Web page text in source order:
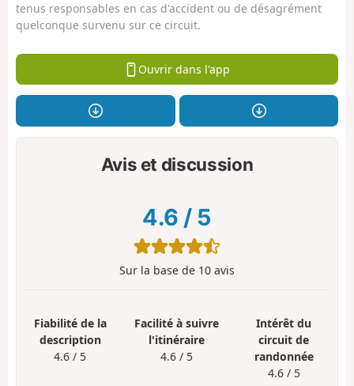
tenus responsables en cas d'accident ou de désagrément
quelconque survenu sur ce circuit.
Ouvrir dans l'app
Avis et discussion
4.6 / 5
Sur la base de 10 avis
Fiabilité de la
description
4.6 / 5
Facilité à suivre
l'itinéraire
4.6 / 5
Intérêt du
circuit de
randonnée
4.6 / 5